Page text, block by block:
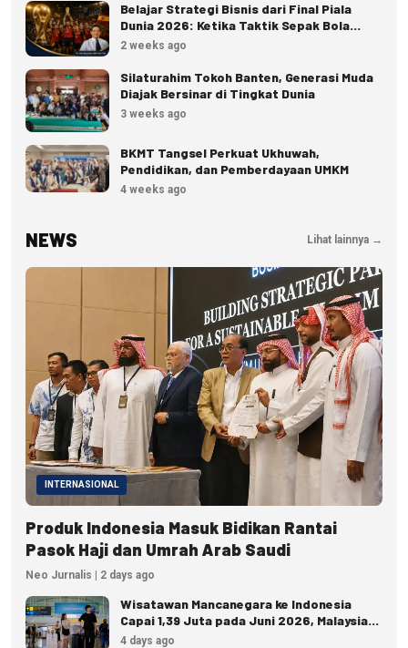
Belajar Strategi Bisnis dari Final Piala
Dunia 2026: Ketika Taktik Sepak Bola
Menjadi Inspirasi Kesuksesan Bisnis
2 weeks ago
Silaturahim Tokoh Banten, Generasi Muda
Diajak Bersinar di Tingkat Dunia
3 weeks ago
BKMT Tangsel Perkuat Ukhuwah,
Pendidikan, dan Pemberdayaan UMKM
4 weeks ago
NEWS Lihat lainnya →
INTERNASIONAL
Produk Indonesia Masuk Bidikan Rantai
Pasok Haji dan Umrah Arab Saudi
Neo Jurnalis | 2 days ago
Wisatawan Mancanegara ke Indonesia
Capai 1,39 Juta pada Juni 2026, Malaysia
Terbanyak
4 days ago